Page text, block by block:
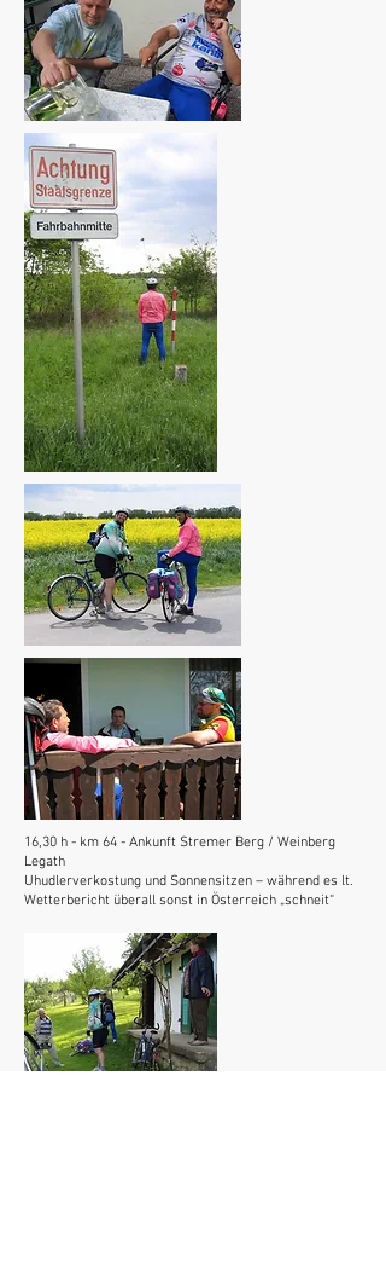
16,30 h - km 64 - Ankunft Stremer Berg / Weinberg
Legath
Uhudlerverkostung und Sonnensitzen – während es lt.
Wetterbericht überall sonst in Österreich „schneit“